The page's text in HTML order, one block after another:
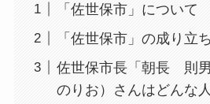
「佐世保市」について
「佐世保市」の成り立ち
佐世保市長「朝長 則
のりお）さんはどんな